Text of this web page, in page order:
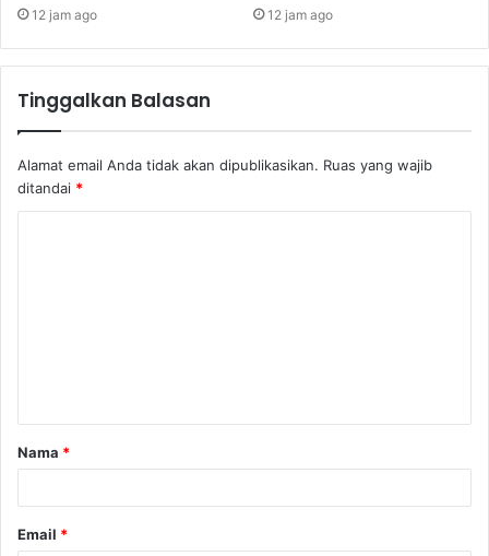
12 jam ago 12 jam ago
Tinggalkan Balasan
Alamat email Anda tidak akan dipublikasikan. Ruas yang wajib
ditandai *
Nama *
Email *